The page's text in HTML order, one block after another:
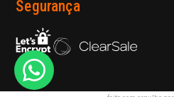
Segurança